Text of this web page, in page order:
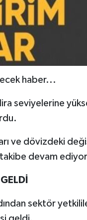
haber...
seviyelerine
ve dövizdeki
devam
sektör